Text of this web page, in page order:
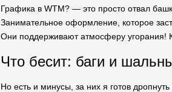
Графика в WTM? — это просто отвал
Занимательное оформление, которое
Они поддерживают атмосферу угорания!
Что бесит: баги и
Но есть и минусы, за них я готов